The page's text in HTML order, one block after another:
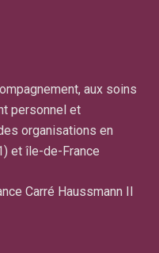
aux soins
personnel et
organisations en
et île-de-France
Carré Haussmann II